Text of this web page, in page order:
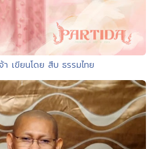
า เขียนโดย สืบ ธรรมไทย